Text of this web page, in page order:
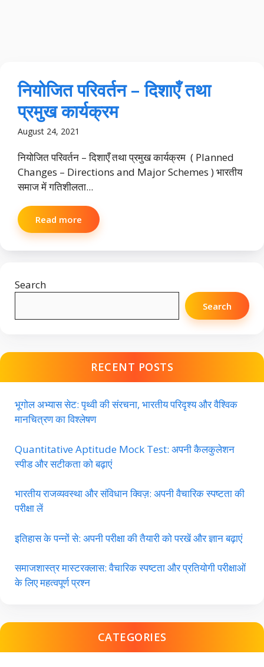
नियोजित परिवर्तन – दिशाएँ तथा
प्रमुख कार्यक्रम
August 24, 2021
नियोजित परिवर्तन – दिशाएँ तथा प्रमुख कार्यक्रम ( Planned
Changes – Directions and Major Schemes ) भारतीय
समाज में गतिशीलता...
Read more
Search
Search
RECENT POSTS
भूगोल अभ्यास सेट: पृथ्वी की संरचना, भारतीय परिदृश्य और वैश्विक
मानचित्रण का विश्लेषण
Quantitative Aptitude Mock Test: अपनी कैलकुलेशन
स्पीड और सटीकता को बढ़ाएं
भारतीय राजव्यवस्था और संविधान क्विज़: अपनी वैचारिक स्पष्टता की
परीक्षा लें
इतिहास के पन्नों से: अपनी परीक्षा की तैयारी को परखें और ज्ञान बढ़ाएं
समाजशास्त्र मास्टरक्लास: वैचारिक स्पष्टता और प्रतियोगी परीक्षाओं
के लिए महत्वपूर्ण प्रश्न
CATEGORIES